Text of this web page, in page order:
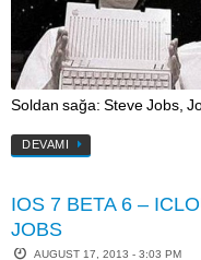
Soldan sağa: Steve Jobs,
DEVAMI
IOS 7 BETA 6 –
JOBS
AUGUST 17, 2013 - 3:03 PM